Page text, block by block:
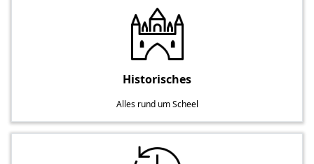
Historisches
Alles rund um Scheel